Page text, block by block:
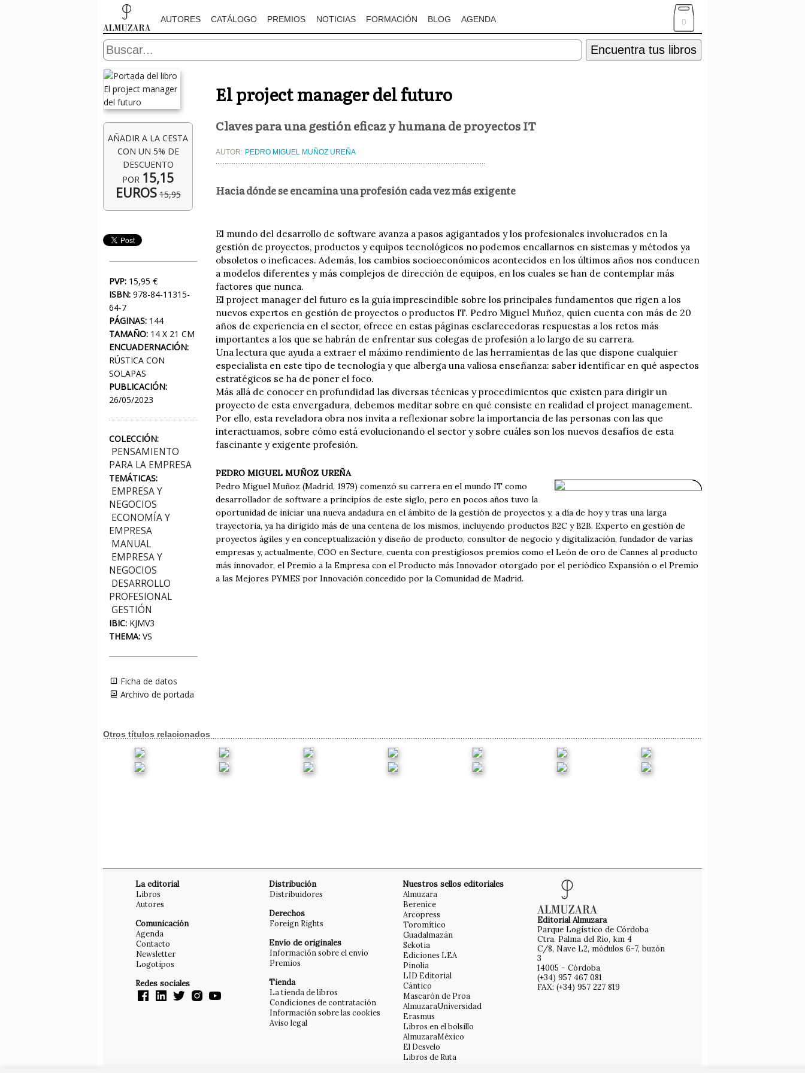
AUTORES CATÁLOGO PREMIOS NOTICIAS FORMACIÓN BLOG AGENDA 0
Encuentra tus libros
AÑADIR A LA CESTA
CON UN 5% DE
DESCUENTO
POR 15,15
EUROS 15,95
PVP: 15,95 €
ISBN: 978-84-11315-
64-7
PÁGINAS: 144
TAMAÑO: 14 X 21 CM
ENCUADERNACIÓN:
RÚSTICA CON
SOLAPAS
PUBLICACIÓN:
26/05/2023
COLECCIÓN:
PENSAMIENTO
PARA LA EMPRESA
TEMÁTICAS:
EMPRESA Y
NEGOCIOS
ECONOMÍA Y
EMPRESA
MANUAL
EMPRESA Y
NEGOCIOS
DESARROLLO
PROFESIONAL
GESTIÓN
IBIC: KJMV3
THEMA: VS
Ficha de datos
Archivo de portada
El project manager del futuro
Claves para una gestión eficaz y humana de proyectos IT
AUTOR: PEDRO MIGUEL MUÑOZ UREÑA
Hacia dónde se encamina una profesión cada vez más exigente
El mundo del desarrollo de software avanza a pasos agigantados y los profesionales involucrados en la
gestión de proyectos, productos y equipos tecnológicos no podemos encallarnos en sistemas y métodos ya
obsoletos o ineficaces. Además, los cambios socioeconómicos acontecidos en los últimos años nos conducen
a modelos diferentes y más complejos de dirección de equipos, en los cuales se han de contemplar más
factores que nunca.
El project manager del futuro es la guía imprescindible sobre los principales fundamentos que rigen a los
nuevos expertos en gestión de proyectos o productos IT. Pedro Miguel Muñoz, quien cuenta con más de 20
años de experiencia en el sector, ofrece en estas páginas esclarecedoras respuestas a los retos más
importantes a los que se habrán de enfrentar sus colegas de profesión a lo largo de su carrera.
Una lectura que ayuda a extraer el máximo rendimiento de las herramientas de las que dispone cualquier
especialista en este tipo de tecnología y que alberga una valiosa enseñanza: saber identificar en qué aspectos
estratégicos se ha de poner el foco.
Más allá de conocer en profundidad las diversas técnicas y procedimientos que existen para dirigir un
proyecto de esta envergadura, debemos meditar sobre en qué consiste en realidad el project management.
Por ello, esta reveladora obra nos invita a reflexionar sobre la importancia de las personas con las que
interactuamos, sobre cómo está evolucionando el sector y sobre cuáles son los nuevos desafíos de esta
fascinante y exigente profesión.
PEDRO MIGUEL MUÑOZ UREÑA
Pedro Miguel Muñoz (Madrid, 1979) comenzó su carrera en el mundo IT como
desarrollador de software a principios de este siglo, pero en pocos años tuvo la
oportunidad de iniciar una nueva andadura en el ámbito de la gestión de proyectos y, a día de hoy y tras una larga
trayectoria, ya ha dirigido más de una centena de los mismos, incluyendo productos B2C y B2B. Experto en gestión de
proyectos ágiles y en conceptualización y diseño de producto, consultor de negocio y digitalización, fundador de varias
empresas y, actualmente, COO en Secture, cuenta con prestigiosos premios como el León de oro de Cannes al producto
más innovador, el Premio a la Empresa con el Producto más Innovador otorgado por el periódico Expansión o el Premio
a las Mejores PYMES por Innovación concedido por la Comunidad de Madrid.
Otros títulos relacionados
La editorial
Libros
Autores
Comunicación
Agenda
Contacto
Newsletter
Logotipos
Redes sociales
Distribución
Distribuidores
Derechos
Foreign Rights
Envío de originales
Información sobre el envío
Premios
Tienda
La tienda de libros
Condiciones de contratación
Información sobre las cookies
Aviso legal
Nuestros sellos editoriales
Almuzara
Berenice
Arcopress
Toromítico
Guadalmazán
Sekotia
Ediciones LEA
Pinolia
LID Editorial
Cántico
Mascarón de Proa
AlmuzaraUniversidad
Erasmus
Libros en el bolsillo
AlmuzaraMéxico
El Desvelo
Libros de Ruta
Editorial Almuzara
Parque Logístico de Córdoba
Ctra. Palma del Río, km 4
C/8, Nave L2, módulos 6-7, buzón
3
14005 - Córdoba
(+34) 957 467 081
FAX: (+34) 957 227 819